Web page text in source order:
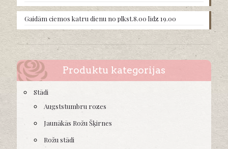
Gaidām ciemos katru dienu no plkst.8.00 līdz 19.00
Produktu kategorijas
Stādi
Augststumbru rozes
Jaunākās Rožu Šķirnes
Rožu stādi